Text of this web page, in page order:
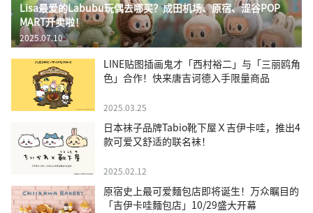
Lisa最爱的Labubu玩偶去哪买？成田机场、原宿、涩谷POP
MART开卖啦！
2025.07.10
LINE贴图插画鬼才「西村裕二」与「三丽鸥角
色」合作！快来唐吉诃德入手限量商品
2025.03.25
日本袜子品牌Tabio靴下屋Ｘ吉伊卡哇，推出4
款可爱又舒适的联名袜！
2025.02.12
原宿史上最可爱麵包店即将诞生！万众瞩目的
「吉伊卡哇麵包店」10/29盛大开幕